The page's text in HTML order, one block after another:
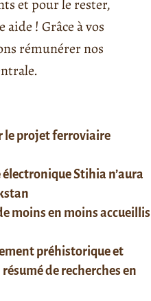
et pour le rester,
aide ! Grâce à vos
rémunérer nos
le projet ferroviaire
Stihia n’aura
moins en moins accueillis
préhistorique et
de recherches en